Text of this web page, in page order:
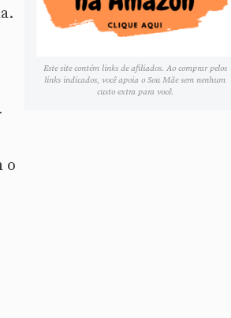
o
Este site contém links de afiliados. Ao comprar pelos
links indicados, você apoia o Sou Mãe sem nenhum
custo extra para você.